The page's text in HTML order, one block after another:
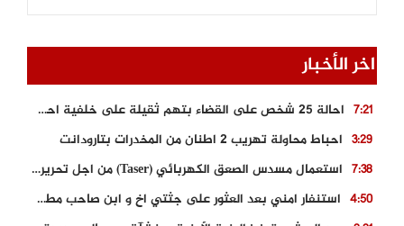
اخر الأخبار
7:21
احالة 25 شخص على القضاء بتهم ثقيلة على خلفية احداث المناطق الشمالية
3:29 احباط محاولة تهريب 2 اطنان من المخدرات بتارودانت
7:38
استعمال مسدس الصعق الكهربائي (Taser) من اجل تحرير شابة محتجزة
4:50
استنفار امني بعد العثور على جثتي اخ و ابن صاحب مطعم اسماك مشهور بطنجة